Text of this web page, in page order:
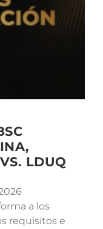
LDUQ
a los
requisitos e